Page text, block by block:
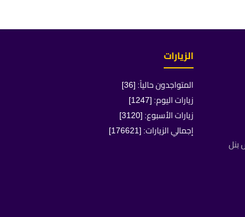
بنل
الزيارات
المتواجدون حالياً: [36]
زيارات اليوم: [1247]
زيارات الأسبوع: [3120]
إجمالي الزيارات: [176621]